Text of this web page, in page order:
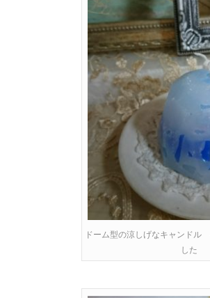
ドーム型の涼しげなキャンドル
した